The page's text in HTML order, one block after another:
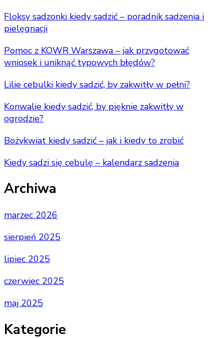
Floksy sadzonki kiedy sadzić – poradnik sadzenia i
pielęgnacji
Pomoc z KOWR Warszawa – jak przygotować
wniosek i uniknąć typowych błędów?
Lilie cebulki kiedy sadzić, by zakwitły w pełni?
Konwalie kiedy sadzić, by pięknie zakwitły w
ogrodzie?
Bożykwiat kiedy sadzić – jak i kiedy to zrobić
Kiedy sadzi się cebulę – kalendarz sadzenia
Archiwa
marzec 2026
sierpień 2025
lipiec 2025
czerwiec 2025
maj 2025
Kategorie